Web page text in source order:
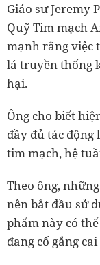
Giáo sư Jeremy
Quỹ Tim mạch
mạnh rằng việc
lá truyền thống
hại.
Ông cho biết
đầy đủ tác
tim mạch, hệ
Theo ông,
nên bắt đầu sử
phẩm này có
đang cố gắng